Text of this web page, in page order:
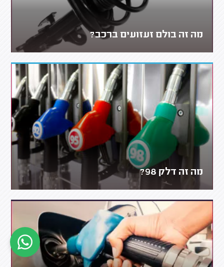
מה זה בולם זעזועים ברכב?
מה זה דלק 98?